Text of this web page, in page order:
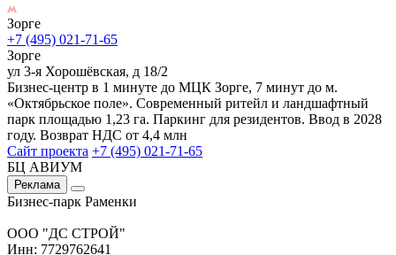
Зорге
+7 (495) 021-71-65
Зорге
ул 3-я Хорошёвская, д 18/2
Бизнес-центр в 1 минуте до МЦК Зорге, 7 минут до м.
«Октябрьское поле». Современный ритейл и ландшафтный
парк площадью 1,23 га. Паркинг для резидентов. Ввод в 2028
году. Возврат НДС от 4,4 млн
Сайт проекта +7 (495) 021-71-65
БЦ АВИУМ
Реклама
Бизнес-парк Раменки
ООО "ДС СТРОЙ"
Инн: 7729762641